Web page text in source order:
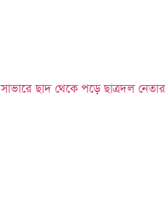
সাভারে ছাদ থেকে পড়ে ছাত্রদল